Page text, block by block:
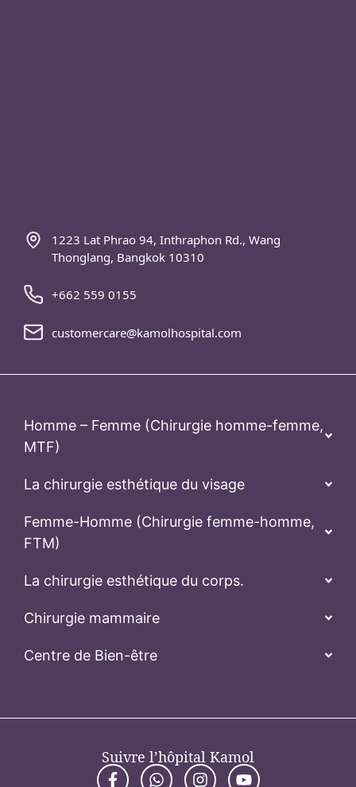
1223 Lat Phrao 94, Inthraphon Rd., Wang
Thonglang, Bangkok 10310
+662 559 0155
customercare@kamolhospital.com
Homme – Femme (Chirurgie homme-femme,
MTF)
La chirurgie esthétique du visage
Femme-Homme (Chirurgie femme-homme,
FTM)
La chirurgie esthétique du corps.
Chirurgie mammaire
Centre de Bien-être
Suivre l’hôpital Kamol